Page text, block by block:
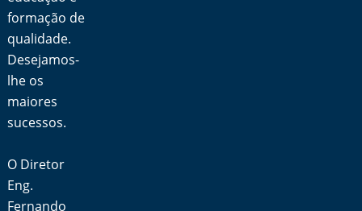
formação de
qualidade.
Desejamos-
lhe os
maiores
sucessos.
O Diretor
Eng.
Fernando